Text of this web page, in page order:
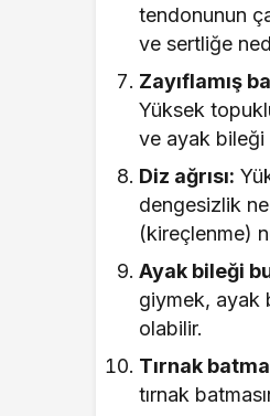
tendonunun
ve sertliğe
Zayıflamış
Yüksek
ve ayak bileği
Diz ağrısı:
dengesizlik
(kireçlenme)
Ayak bileği
giymek, ayak
olabilir.
Tırnak
tırnak